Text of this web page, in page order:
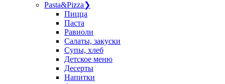
Pasta&Pizza❯
Пицца
Паста
Равиоли
Салаты, закуски
Супы, хлеб
Детское меню
Десерты
Напитки